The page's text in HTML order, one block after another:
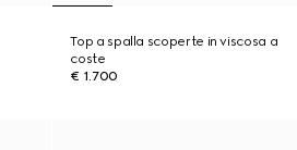
Top a spalla scoperte in viscosa a
coste
€ 1.700